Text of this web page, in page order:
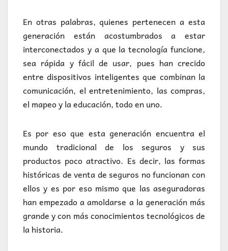
En otras palabras, quienes pertenecen a esta
generación están acostumbrados a estar
interconectados y a que la tecnología funcione,
sea rápida y fácil de usar, pues han crecido
entre dispositivos inteligentes que combinan la
comunicación, el entretenimiento, las compras,
el mapeo y la educación, todo en uno.
Es por eso que esta generación encuentra el
mundo tradicional de los seguros y sus
productos poco atractivo. Es decir, las formas
históricas de venta de seguros no funcionan con
ellos y es por eso mismo que las aseguradoras
han empezado a amoldarse a la generación más
grande y con más conocimientos tecnológicos de
la historia.